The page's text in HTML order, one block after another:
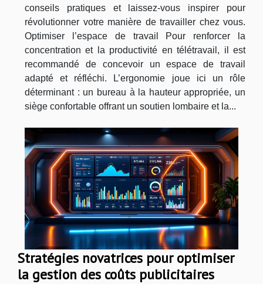
conseils pratiques et laissez-vous inspirer pour
révolutionner votre manière de travailler chez vous.
Optimiser l’espace de travail Pour renforcer la
concentration et la productivité en télétravail, il est
recommandé de concevoir un espace de travail
adapté et réfléchi. L’ergonomie joue ici un rôle
déterminant : un bureau à la hauteur appropriée, un
siège confortable offrant un soutien lombaire et la...
Stratégies novatrices pour optimiser
la gestion des coûts publicitaires